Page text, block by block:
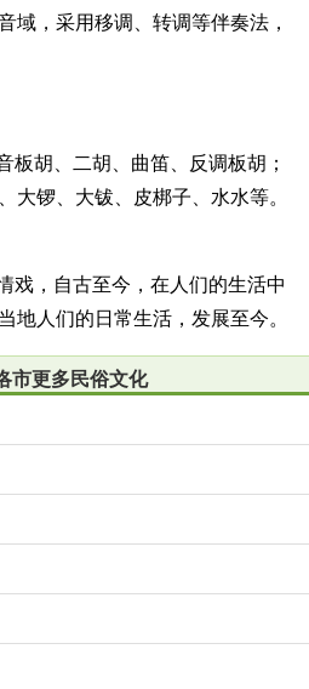
域，采用移调、转调等伴奏法，
板胡、二胡、曲笛、反调板胡；
大锣、大钹、皮梆子、水水等。
戏，自古至今，在人们的生活中
地人们的日常生活，发展至今。
市更多民俗文化